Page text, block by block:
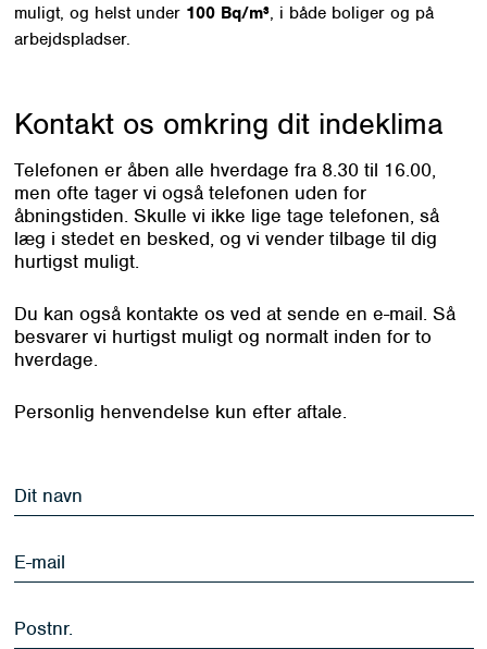
muligt, og helst under 100 Bq/m³, i både boliger og på
arbejdspladser.
Kontakt os omkring dit indeklima
Telefonen er åben alle hverdage fra 8.30 til 16.00,
men ofte tager vi også telefonen uden for
åbningstiden. Skulle vi ikke lige tage telefonen, så
læg i stedet en besked, og vi vender tilbage til dig
hurtigst muligt.
Du kan også kontakte os ved at sende en e-mail. Så
besvarer vi hurtigst muligt og normalt inden for to
hverdage.
Personlig henvendelse kun efter aftale.
navn
mail
*